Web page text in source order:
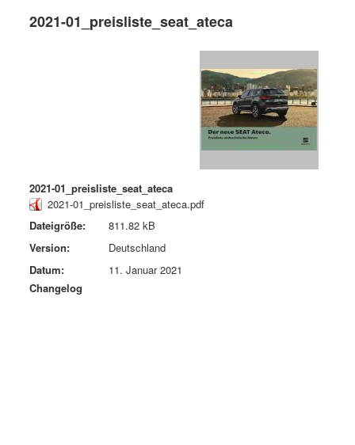
2021-01_preisliste_seat_ateca
2021-01_preisliste_seat_ateca
2021-01_preisliste_seat_ateca.pdf
Dateigröße:
811.82 kB
Version:
Deutschland
Datum:
11. Januar 2021
Changelog